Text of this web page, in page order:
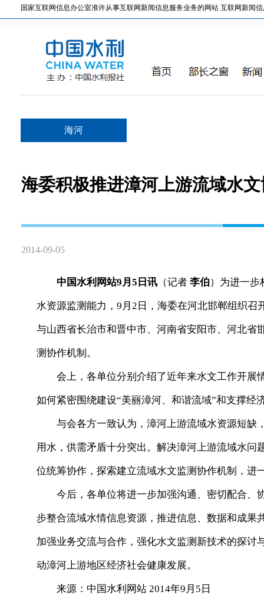
国家互联网信息办公室准许从事互联网新闻信息服务业务的网站 互联网新闻信
海河
海委积极推进漳河上游流域水
2014-09-05
中国水利网站9月5日讯 （记者 李伯）为进一步
水资源监测能力，9月2日，海委在河北邯郸组织
与山西省长治市和晋中市、河南省安阳市、河北省
测协作机制。
会上，各单位分别介绍了近年来水文工作开展
如何紧密围绕建设“美丽漳河、和谐流域”和支撑
与会各方一致认为，漳河上游流域水资源短缺
用水，供需矛盾十分突出。解决漳河上游流域水
位统筹协作，探索建立流域水文监测协作机制，进
今后，各单位将进一步加强沟通、密切配合、
步整合流域水情信息资源，推进信息、数据和成
加强业务交流与合作，强化水文监测新技术的探
动漳河上游地区经济社会健康发展。
来源：中国水利网站 2014年9月5日